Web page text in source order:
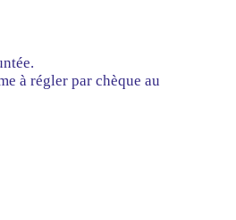
à régler par chèque au